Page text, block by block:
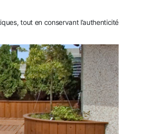
tout en conservant l’authenticité